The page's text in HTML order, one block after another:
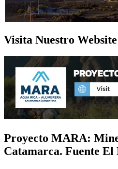
Visita Nuestro
Proyecto MARA:
Catamarca. Fuente El